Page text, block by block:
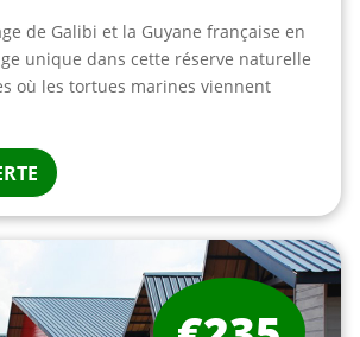
de Galibi et la Guyane française en
unique dans cette réserve naturelle
où les tortues marines viennent